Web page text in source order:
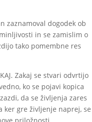
zaznamoval dogodek ob
in se zamislim o
tako pomembne res
Zakaj se stvari odvrtijo
ko se pojavi kopica
da se življenja zares
ker gre življenje naprej, se